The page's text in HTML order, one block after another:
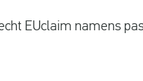
EUclaim namens